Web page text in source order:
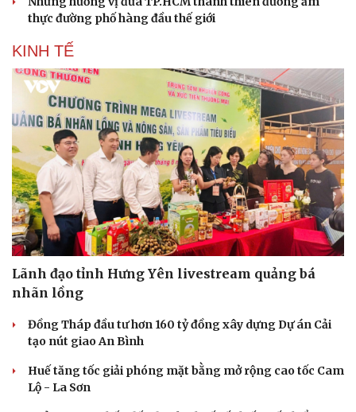
thực đường phố hàng đầu thế giới
KINH TẾ
Lãnh đạo tỉnh Hưng Yên livestream quảng bá
nhãn lồng
Đồng Tháp đầu tư hơn 160 tỷ đồng xây dựng Dự án Cải
tạo nút giao An Bình
Huế tăng tốc giải phóng mặt bằng mở rộng cao tốc Cam
Lộ - La Sơn